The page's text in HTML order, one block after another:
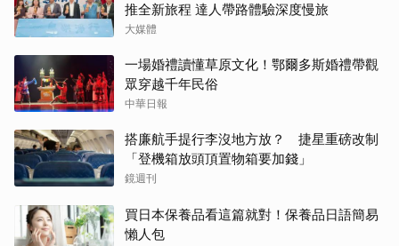
推全新旅程 達人帶路體驗深度慢旅
大媒體
一場婚禮讀懂草原文化！鄂爾多斯婚禮帶觀
眾穿越千年民俗
中華日報
搭廉航手提行李沒地方放？ 捷星重磅改制
「登機箱放頭頂置物箱要加錢」
鏡週刊
買日本保養品看這篇就對！保養品日語簡易
懶人包